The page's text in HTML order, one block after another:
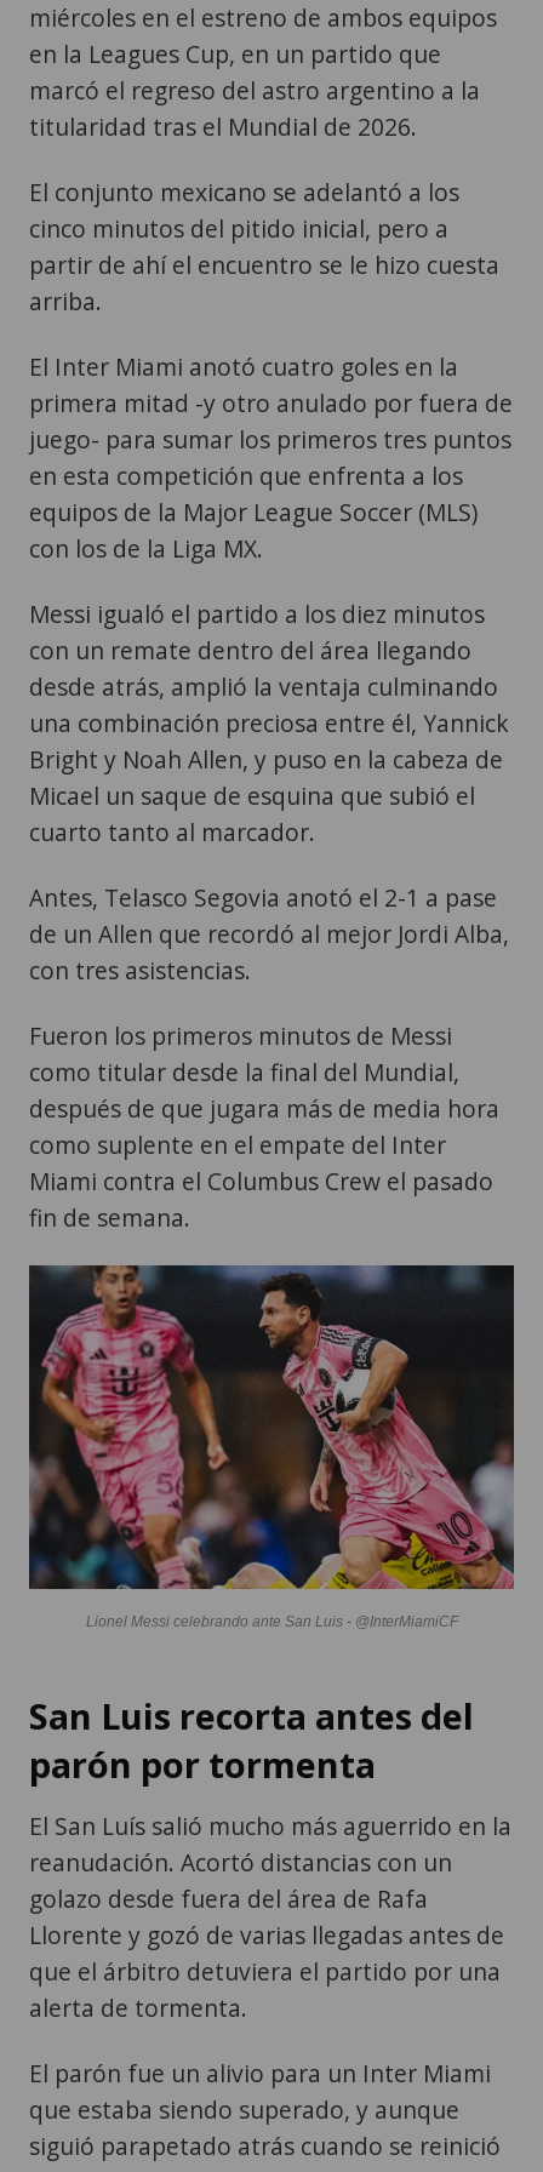
miércoles en el estreno de ambos equipos
en la Leagues Cup, en un partido que
marcó el regreso del astro argentino a la
titularidad tras el Mundial de 2026.
El conjunto mexicano se adelantó a los
cinco minutos del pitido inicial, pero a
partir de ahí el encuentro se le hizo cuesta
arriba.
El Inter Miami anotó cuatro goles en la
primera mitad -y otro anulado por fuera de
juego- para sumar los primeros tres puntos
en esta competición que enfrenta a los
equipos de la Major League Soccer (MLS)
con los de la Liga MX.
Messi igualó el partido a los diez minutos
con un remate dentro del área llegando
desde atrás, amplió la ventaja culminando
una combinación preciosa entre él, Yannick
Bright y Noah Allen, y puso en la cabeza de
Micael un saque de esquina que subió el
cuarto tanto al marcador.
Antes, Telasco Segovia anotó el 2-1 a pase
de un Allen que recordó al mejor Jordi Alba,
con tres asistencias.
Fueron los primeros minutos de Messi
como titular desde la final del Mundial,
después de que jugara más de media hora
como suplente en el empate del Inter
Miami contra el Columbus Crew el pasado
fin de semana.
Lionel Messi celebrando ante San Luis - @InterMiamiCF
San Luis recorta antes del
parón por tormenta
El San Luís salió mucho más aguerrido en la
reanudación. Acortó distancias con un
golazo desde fuera del área de Rafa
Llorente y gozó de varias llegadas antes de
que el árbitro detuviera el partido por una
alerta de tormenta.
El parón fue un alivio para un Inter Miami
que estaba siendo superado, y aunque
siguió parapetado atrás cuando se reinició